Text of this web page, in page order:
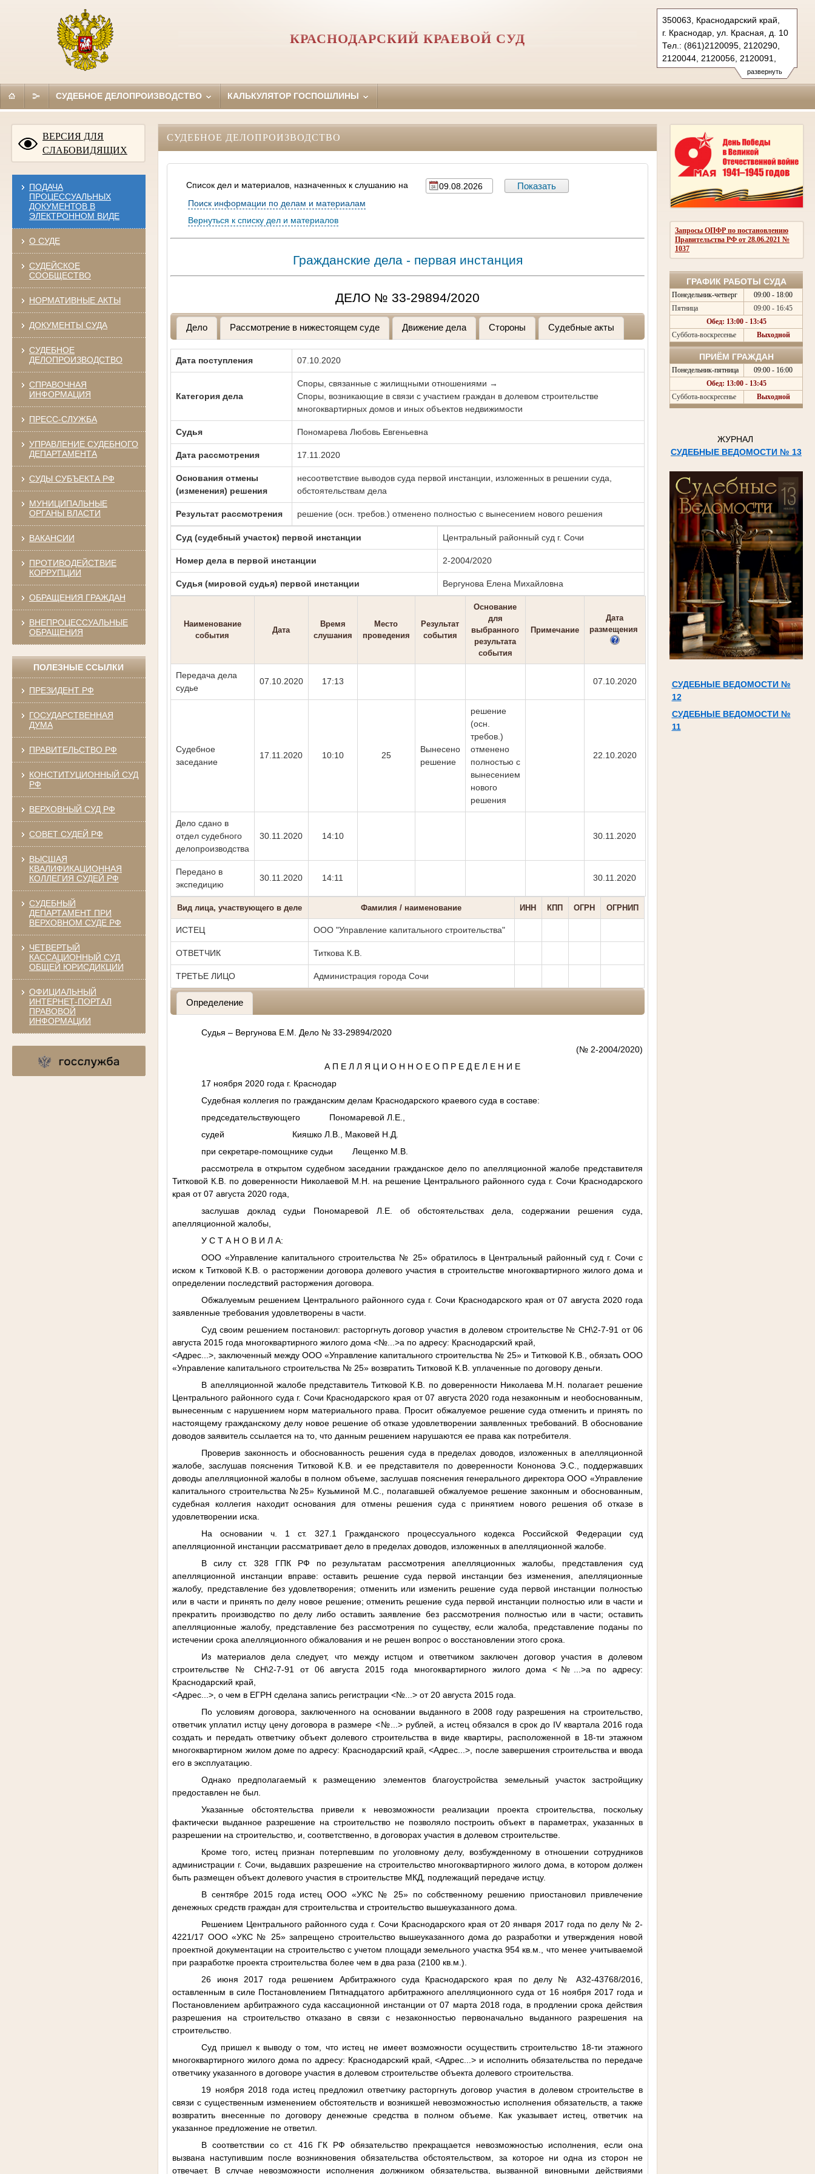
развернуть
350063, Краснодарский край,
г. Краснодар, ул. Красная, д. 10
Тел.: (861)2120095, 2120290,
2120044, 2120056, 2120091,
2683150(ф.)
kubansud@sudrf.ru
КРАСНОДАРСКИЙ КРАЕВОЙ СУД
СУДЕБНОЕ ДЕЛОПРОИЗВОДСТВО КАЛЬКУЛЯТОР ГОСПОШЛИНЫ
ВЕРСИЯ ДЛЯ
СЛАБОВИДЯЩИХ
ПОДАЧА
ПРОЦЕССУАЛЬНЫХ
ДОКУМЕНТОВ В
ЭЛЕКТРОННОМ ВИДЕ
О СУДЕ
СУДЕЙСКОЕ
СООБЩЕСТВО
НОРМАТИВНЫЕ АКТЫ
ДОКУМЕНТЫ СУДА
СУДЕБНОЕ
ДЕЛОПРОИЗВОДСТВО
СПРАВОЧНАЯ
ИНФОРМАЦИЯ
ПРЕСС-СЛУЖБА
УПРАВЛЕНИЕ СУДЕБНОГО
ДЕПАРТАМЕНТА
СУДЫ СУБЪЕКТА РФ
МУНИЦИПАЛЬНЫЕ
ОРГАНЫ ВЛАСТИ
ВАКАНСИИ
ПРОТИВОДЕЙСТВИЕ
КОРРУПЦИИ
ОБРАЩЕНИЯ ГРАЖДАН
ВНЕПРОЦЕССУАЛЬНЫЕ
ОБРАЩЕНИЯ
ПОЛЕЗНЫЕ ССЫЛКИ
ПРЕЗИДЕНТ РФ
ГОСУДАРСТВЕННАЯ
ДУМА
ПРАВИТЕЛЬСТВО РФ
КОНСТИТУЦИОННЫЙ СУД
РФ
ВЕРХОВНЫЙ СУД РФ
СОВЕТ СУДЕЙ РФ
ВЫСШАЯ
КВАЛИФИКАЦИОННАЯ
КОЛЛЕГИЯ СУДЕЙ РФ
СУДЕБНЫЙ
ДЕПАРТАМЕНТ ПРИ
ВЕРХОВНОМ СУДЕ РФ
ЧЕТВЕРТЫЙ
КАССАЦИОННЫЙ СУД
ОБЩЕЙ ЮРИСДИКЦИИ
ОФИЦИАЛЬНЫЙ
ИНТЕРНЕТ-ПОРТАЛ
ПРАВОВОЙ
ИНФОРМАЦИИ
Запросы ОПФР по постановлению
Правительства РФ от 28.06.2021 №
1037
ГРАФИК РАБОТЫ СУДА
Понедельник-четверг
09:00 - 18:00
Пятница
09:00 - 16:45
Обед: 13:00 - 13:45
Суббота-воскресенье
Выходной
ПРИЁМ ГРАЖДАН
Понедельник-пятница
09:00 - 16:00
Обед: 13:00 - 13:45
Суббота-воскресенье
Выходной
ЖУРНАЛ
СУДЕБНЫЕ ВЕДОМОСТИ № 13
СУДЕБНЫЕ ВЕДОМОСТИ №
12
СУДЕБНЫЕ ВЕДОМОСТИ №
11
СУДЕБНОЕ ДЕЛОПРОИЗВОДСТВО
Список дел и материалов, назначенных к слушанию на
Поиск информации по делам и материалам
Вернуться к списку дел и материалов
Гражданские дела - первая инстанция
ДЕЛО № 33-29894/2020
Дело Рассмотрение в нижестоящем суде Движение дела Стороны Судебные акты
Дата поступления 07.10.2020
Категория дела
Споры, связанные с жилищными отношениями →
Споры, возникающие в связи с участием граждан в долевом строительстве
многоквартирных домов и иных объектов недвижимости
Судья Пономарева Любовь Евгеньевна
Дата рассмотрения 17.11.2020
Основания отмены
(изменения) решения
несоответствие выводов суда первой инстанции, изложенных в решении суда,
обстоятельствам дела
Результат рассмотрения решение (осн. требов.) отменено полностью с вынесением нового решения
Суд (судебный участок) первой инстанции Центральный районный суд г. Сочи
Номер дела в первой инстанции 2-2004/2020
Судья (мировой судья) первой инстанции Вергунова Елена Михайловна
Наименование
события
Дата
Время
слушания
Место
проведения
Результат
события
Основание
для
выбранного
результата
события
Примечание
Дата
размещения
Передача дела
судье
07.10.2020 17:13 07.10.2020
Судебное
заседание
17.11.2020 10:10 25
Вынесено
решение
решение
(осн.
требов.)
отменено
полностью с
вынесением
нового
решения
22.10.2020
Дело сдано в
отдел судебного
делопроизводства
30.11.2020 14:10 30.11.2020
Передано в
экспедицию
30.11.2020 14:11 30.11.2020
Вид лица, участвующего в деле Фамилия / наименование ИНН КПП ОГРН ОГРНИП
ИСТЕЦ ООО "Управление капитального строительства"
ОТВЕТЧИК Титкова К.В.
ТРЕТЬЕ ЛИЦО Администрация города Сочи
Определение
Судья – Вергунова Е.М. Дело № 33-29894/2020
(№ 2-2004/2020)
А П Е Л Л Я Ц И О Н Н О Е О П Р Е Д Е Л Е Н И Е
17 ноября 2020 года г. Краснодар
Судебная коллегия по гражданским делам Краснодарского краевого суда в составе:
председательствующего Пономаревой Л.Е.,
судей Кияшко Л.В., Маковей Н.Д.
при секретаре-помощнике судьи Лещенко М.В.
рассмотрела в открытом судебном заседании гражданское дело по апелляционной жалобе представителя
Титковой К.В. по доверенности Николаевой М.Н. на решение Центрального районного суда г. Сочи Краснодарского
края от 07 августа 2020 года,
заслушав доклад судьи Пономаревой Л.Е. об обстоятельствах дела, содержании решения суда,
апелляционной жалобы,
У С Т А Н О В И Л А:
ООО «Управление капитального строительства № 25» обратилось в Центральный районный суд г. Сочи с
иском к Титковой К.В. о расторжении договора долевого участия в строительстве многоквартирного жилого дома и
определении последствий расторжения договора.
Обжалуемым решением Центрального районного суда г. Сочи Краснодарского края от 07 августа 2020 года
заявленные требования удовлетворены в части.
Суд своим решением постановил: расторгнуть договор участия в долевом строительстве № CH\2-7-91 от 06
августа 2015 года многоквартирного жилого дома<№...>а по адресу: Краснодарский край,
<Адрес...> , заключенный между ООО «Управление капитального строительства № 25» и Титковой К.В., обязать ООО
«Управление капитального строительства № 25» возвратить Титковой К.В. уплаченные по договору деньги.
В апелляционной жалобе представитель Титковой К.В. по доверенности Николаева М.Н. полагает решение
Центрального районного суда г. Сочи Краснодарского края от 07 августа 2020 года незаконным и необоснованным,
вынесенным с нарушением норм материального права. Просит обжалуемое решение суда отменить и принять по
настоящему гражданскому делу новое решение об отказе удовлетворении заявленных требований. В обоснование
доводов заявитель ссылается на то, что данным решением нарушаются ее права как потребителя.
Проверив законность и обоснованность решения суда в пределах доводов, изложенных в апелляционной
жалобе, заслушав пояснения Титковой К.В. и ее представителя по доверенности Кононова Э.С., поддержавших
доводы апелляционной жалобы в полном объеме, заслушав пояснения генерального директора ООО «Управление
капитального строительства №25» Кузьминой М.С., полагавшей обжалуемое решение законным и обоснованным,
судебная коллегия находит основания для отмены решения суда с принятием нового решения об отказе в
удовлетворении иска.
На основании ч. 1 ст. 327.1 Гражданского процессуального кодекса Российской Федерации суд
апелляционной инстанции рассматривает дело в пределах доводов, изложенных в апелляционной жалобе.
В силу ст. 328 ГПК РФ по результатам рассмотрения апелляционных жалобы, представления суд
апелляционной инстанции вправе: оставить решение суда первой инстанции без изменения, апелляционные
жалобу, представление без удовлетворения; отменить или изменить решение суда первой инстанции полностью
или в части и принять по делу новое решение; отменить решение суда первой инстанции полностью или в части и
прекратить производство по делу либо оставить заявление без рассмотрения полностью или в части; оставить
апелляционные жалобу, представление без рассмотрения по существу, если жалоба, представление поданы по
истечении срока апелляционного обжалования и не решен вопрос о восстановлении этого срока.
Из материалов дела следует, что между истцом и ответчиком заключен договор участия в долевом
строительстве № СН\2-7-91 от 06 августа 2015 года многоквартирного жилого дома<№...>а по адресу:
Краснодарский край,
<Адрес...> , о чем в ЕГРН сделана запись регистрации<№...> от 20 августа 2015 года.
По условиям договора, заключенного на основании выданного в 2008 году разрешения на строительство,
ответчик уплатил истцу цену договора в размере <№...>рублей, а истец обязался в срок до IV квартала 2016 года
создать и передать ответчику объект долевого строительства в виде квартиры, расположенной в 18-ти этажном
многоквартирном жилом доме по адресу: Краснодарский край,<Адрес...> , после завершения строительства и ввода
его в эксплуатацию.
Однако предполагаемый к размещению элементов благоустройства земельный участок застройщику
предоставлен не был.
Указанные обстоятельства привели к невозможности реализации проекта строительства, поскольку
фактически выданное разрешение на строительство не позволяло построить объект в параметрах, указанных в
разрешении на строительство, и, соответственно, в договорах участия в долевом строительстве.
Кроме того, истец признан потерпевшим по уголовному делу, возбужденному в отношении сотрудников
администрации г. Сочи, выдавших разрешение на строительство многоквартирного жилого дома, в котором должен
быть размещен объект долевого участия в строительстве МКД, подлежащий передаче истцу.
В сентябре 2015 года истец ООО «УКС № 25» по собственному решению приостановил привлечение
денежных средств граждан для строительства и строительство вышеуказанного дома.
Решением Центрального районного суда г. Сочи Краснодарского края от 20 января 2017 года по делу № 2-
4221/17 ООО «УКС № 25» запрещено строительство вышеуказанного дома до разработки и утверждения новой
проектной документации на строительство с учетом площади земельного участка 954 кв.м., что менее учитываемой
при разработке проекта строительства более чем в два раза (2100 кв.м.).
26 июня 2017 года решением Арбитражного суда Краснодарского края по делу № А32-43768/2016,
оставленным в силе Постановлением Пятнадцатого арбитражного апелляционного суда от 16 ноября 2017 года и
Постановлением арбитражного суда кассационной инстанции от 07 марта 2018 года, в продлении срока действия
разрешения на строительство отказано в связи с незаконностью первоначально выданного разрешения на
строительство.
Суд пришел к выводу о том, что истец не имеет возможности осуществить строительство 18-ти этажного
многоквартирного жилого дома по адресу: Краснодарский край,<Адрес...> и исполнить обязательства по передаче
ответчику указанного в договоре участия в долевом строительстве объекта долевого строительства.
19 ноября 2018 года истец предложил ответчику расторгнуть договор участия в долевом строительстве в
связи с существенным изменением обстоятельств и возникшей невозможностью исполнения обязательств, а также
возвратить внесенные по договору денежные средства в полном объеме. Как указывает истец, ответчик на
указанное предложение не ответил.
В соответствии со ст. 416 ГК РФ обязательство прекращается невозможностью исполнения, если она
вызвана наступившим после возникновения обязательства обстоятельством, за которое ни одна из сторон не
отвечает. В случае невозможности исполнения должником обязательства, вызванной виновными действиями